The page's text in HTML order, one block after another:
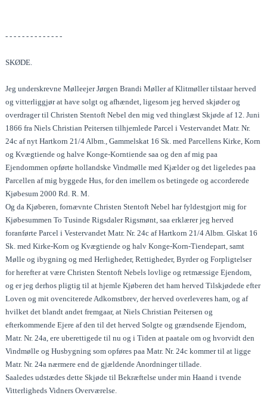
- - - - - - - - - - - - - -
SKØDE.
Jeg underskrevne Mølleejer Jørgen Brandi Møller af Klitmøller tilstaar herved
og vitterliggjør at have solgt og afhændet, ligesom jeg herved skjøder og
overdrager til Christen Stentoft Nebel den mig ved thinglæst Skjøde af 12. Juni
1866 fra Niels Christian Peitersen tilhjemlede Parcel i Vestervandet Matr. Nr.
24c af nyt Hartkorn 21/4 Albm., Gammelskat 16 Sk. med Parcellens Kirke, Korn
og Kvægtiende og halve Konge-Korntiende saa og den af mig paa
Ejendommen opførte hollandske Vindmølle med Kjælder og det ligeledes paa
Parcellen af mig byggede Hus, for den imellem os betingede og accorderede
Kjøbesum 2000 Rd. R. M.
Og da Kjøberen, fornævnte Christen Stentoft Nebel har fyldestgjort mig for
Kjøbesummen To Tusinde Rigsdaler Rigsmønt, saa erklærer jeg herved
foranførte Parcel i Vestervandet Matr. Nr. 24c af Hartkorn 21/4 Albm. Glskat 16
Sk. med Kirke-Korn og Kvægtiende og halv Konge-Korn-Tiendepart, samt
Mølle og ibygning og med Herligheder, Rettigheder, Byrder og Forpligtelser
for herefter at være Christen Stentoft Nebels lovlige og retmæssige Ejendom,
og er jeg derhos pligtig til at hjemle Kjøberen det ham herved Tilskjødede efter
Loven og mit ovenciterede Adkomstbrev, der herved overleveres ham, og af
hvilket det blandt andet fremgaar, at Niels Christian Peitersen og
efterkommende Ejere af den til det herved Solgte og grændsende Ejendom,
Matr. Nr. 24a, ere uberettigede til nu og i Tiden at paatale om og hvorvidt den
Vindmølle og Husbygning som opføres paa Matr. Nr. 24c kommer til at ligge
Matr. Nr. 24a nærmere end de gjældende Anordninger tillade.
Saaledes udstædes dette Skjøde til Bekræftelse under min Haand i tvende
Vitterligheds Vidners Overværelse.